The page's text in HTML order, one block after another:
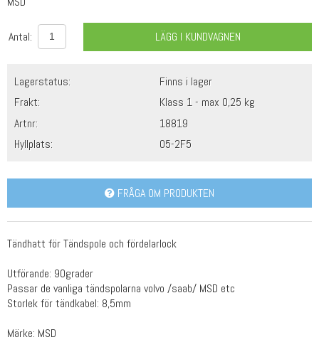
Antal: LÄGG I KUNDVAGNEN
Lagerstatus:
Finns i lager
Frakt:
Klass 1 - max 0,25 kg
Artnr:
18819
Hyllplats:
O5-2F5
FRÅGA OM PRODUKTEN
Tändhatt för Tändspole och fördelarlock
Utförande: 90grader
Passar de vanliga tändspolarna volvo /saab/ MSD etc
Storlek för tändkabel: 8,5mm
Märke: MSD